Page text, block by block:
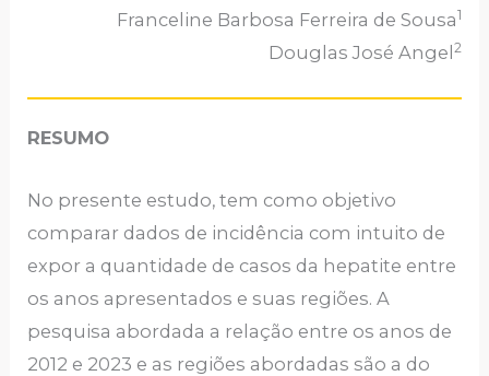
Franceline Barbosa Ferreira de Sousa1
Douglas José Angel 2
RESUMO
No presente estudo, tem como objetivo
comparar dados de incidência com intuito de
expor a quantidade de casos da hepatite entre
os anos apresentados e suas regiões. A
pesquisa abordada a relação entre os anos de
2012 e 2023 e as regiões abordadas são a do